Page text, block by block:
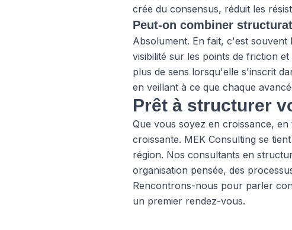
crée du consensus, réduit les
Peut-on combiner
Absolument. En fait, c'est
visibilité sur les points de friction
plus de sens lorsqu'elle s'inscrit
en veillant à ce que chaque
Prêt à structurer
Que vous soyez en croissance,
croissante. MEK Consulting se
région. Nos consultants en
organisation pensée, des
Rencontrons-nous pour parler
un premier rendez-vous.